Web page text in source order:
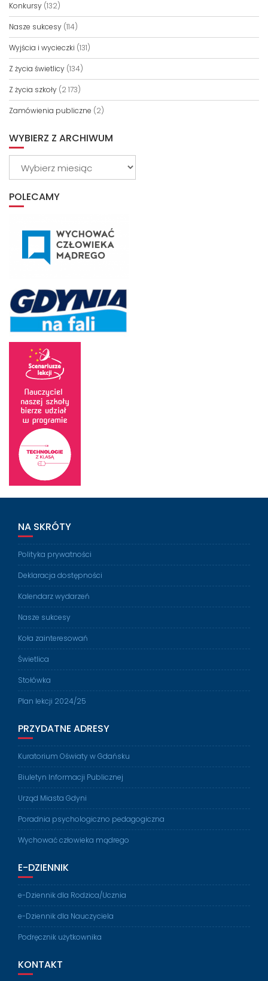
Konkursy (132)
Nasze sukcesy (114)
Wyjścia i wycieczki (131)
Z życia świetlicy (134)
Z życia szkoły (2 173)
Zamówienia publiczne (2)
WYBIERZ Z ARCHIWUM
POLECAMY
NA SKRÓTY
Polityka prywatności
Deklaracja dostępności
Kalendarz wydarzeń
Nasze sukcesy
Koła zainteresowań
Świetlica
Stołówka
Plan lekcji 2024/25
PRZYDATNE ADRESY
Kuratorium Oświaty w Gdańsku
Biuletyn Informacji Publicznej
Urząd Miasta Gdyni
Poradnia psychologiczno pedagogiczna
Wychować człowieka mądrego
E-DZIENNIK
e-Dziennik dla Rodzica/Ucznia
e-Dziennik dla Nauczyciela
Podręcznik użytkownika
KONTAKT